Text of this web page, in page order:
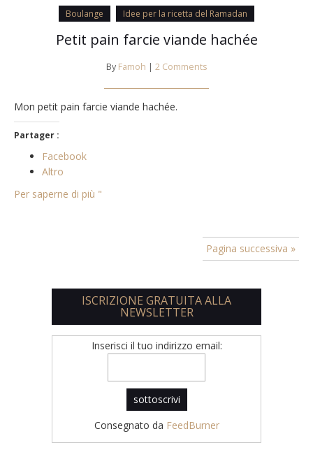
Boulange Idee per la ricetta del Ramadan
Petit pain farcie viande hachée
By Famoh | 2 Comments
Mon petit pain farcie viande hachée.
Partager :
Facebook
Altro
Per saperne di più "
Pagina successiva »
ISCRIZIONE GRATUITA ALLA
NEWSLETTER
Inserisci il tuo indirizzo email:
Consegnato da FeedBurner